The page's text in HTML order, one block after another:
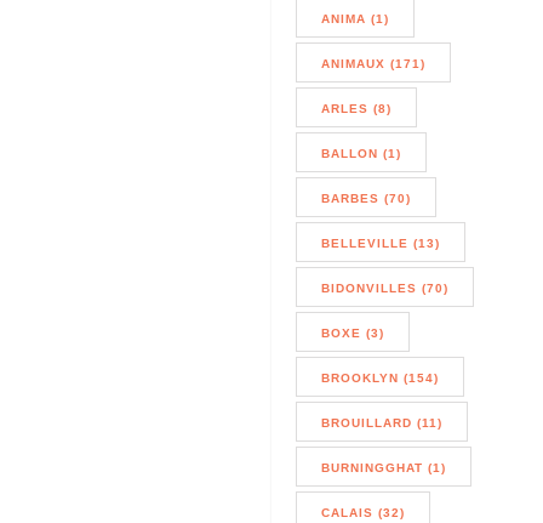
ANIMA (1)
ANIMAUX (171)
ARLES (8)
BALLON (1)
BARBES (70)
BELLEVILLE (13)
BIDONVILLES (70)
BOXE (3)
BROOKLYN (154)
BROUILLARD (11)
BURNINGGHAT (1)
CALAIS (32)